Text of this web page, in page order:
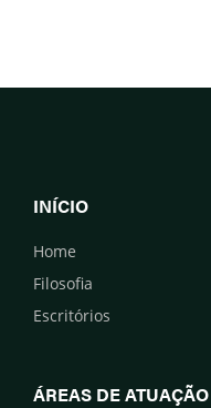
INÍCIO
Home
Filosofia
Escritórios
ÁREAS DE ATUAÇÃO